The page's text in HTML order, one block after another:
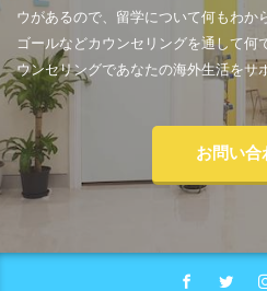
ウがあるので、留学について何もわか
ゴールなどカウンセリングを通して何
ウンセリングであなたの海外生活をサ
お問い合